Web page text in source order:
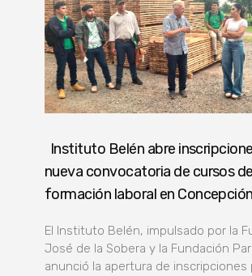
Instituto Belén abre
nueva convocatoria de cursos de
formación laboral en Concepción
El Instituto Belén, impulsado por la
José de la Sobera y la Fundación
anunció la apertura de inscripciones